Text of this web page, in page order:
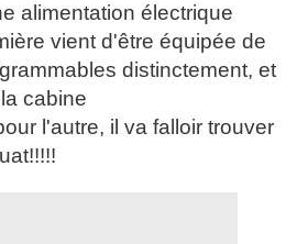
alimentation électrique
vient d'être équipée de
distinctement, et
cabine
l'autre, il va falloir trouver